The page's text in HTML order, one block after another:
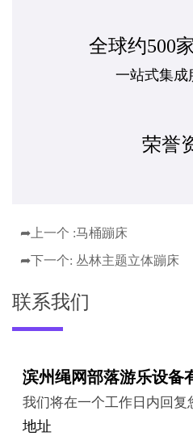
全球约500
一站式集成
荣誉
➦上一个 :马桶蹦床
➦下一个: 丛林主题立体蹦床
联系我们
滨州绳网部落游乐设备
我们将在一个工作日内回复
地址